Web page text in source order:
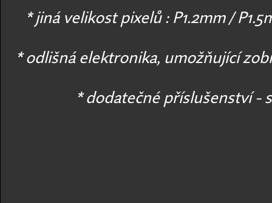
* jiná velikost pixelů : P1.2mm /
* odlišná elektronika, umožňující
* dodatečné příslušenství -